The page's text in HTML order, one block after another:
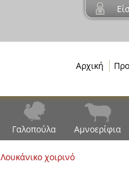
Αρχική
Γαλοπούλα Αμνοερίφια
Λουκάνικο χοιρινό